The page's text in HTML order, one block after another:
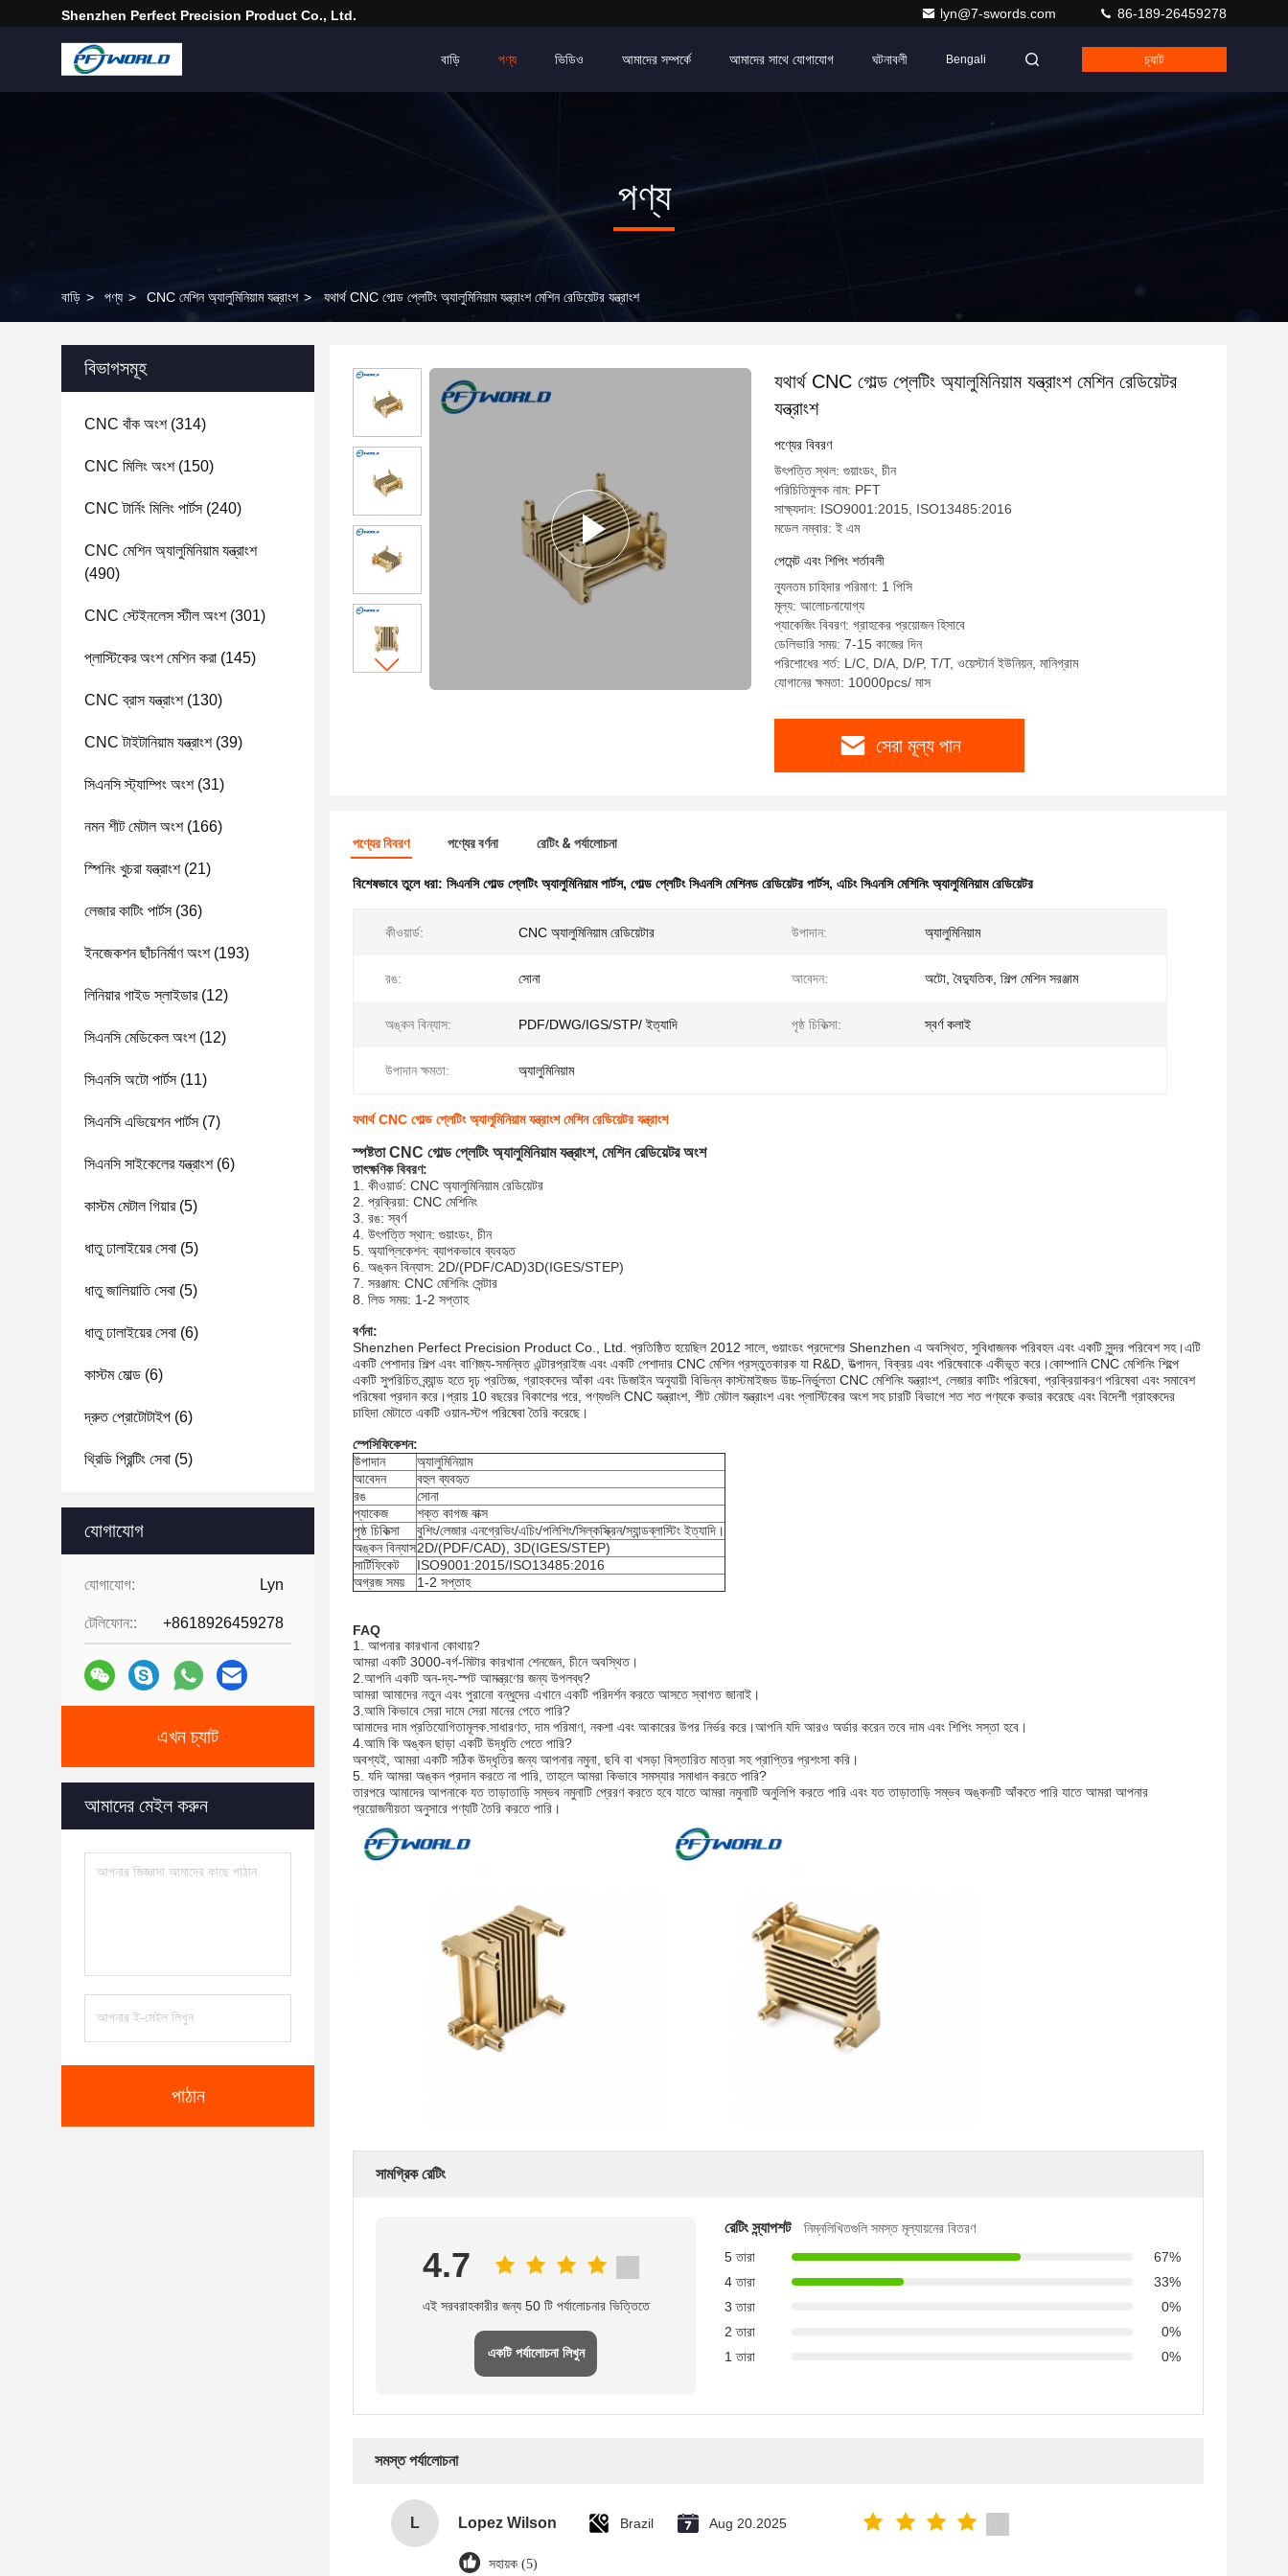
Shenzhen Perfect Precision Product Co., Ltd. lyn@7-swords.com 86-189-26459278
বাড়ি পণ্য ভিডিও আমাদের সম্পর্কে আমাদের সাথে যোগাযোগ ঘটনাবলী Bengali চ্যাট
পণ্য
বাড়ি > পণ্য > CNC মেশিন অ্যালুমিনিয়াম যন্ত্রাংশ > যথার্থ CNC গোল্ড প্লেটিং অ্যালুমিনিয়াম যন্ত্রাংশ মেশিন রেডিয়েটর যন্ত্রাংশ
বিভাগসমূহ
CNC বাঁক অংশ(314)
CNC মিলিং অংশ(150)
CNC টার্নিং মিলিং পার্টস(240)
CNC মেশিন অ্যালুমিনিয়াম যন্ত্রাংশ
(490)
CNC স্টেইনলেস স্টীল অংশ(301)
প্লাস্টিকের অংশ মেশিন করা (145)
CNC ব্রাস যন্ত্রাংশ(130)
CNC টাইটানিয়াম যন্ত্রাংশ(39)
সিএনসি স্ট্যাম্পিং অংশ(31)
নমন শীট মেটাল অংশ(166)
স্পিনিং খুচরা যন্ত্রাংশ(21)
লেজার কাটিং পার্টস(36)
ইনজেকশন ছাঁচনির্মাণ অংশ(193)
লিনিয়ার গাইড স্লাইডার(12)
সিএনসি মেডিকেল অংশ(12)
সিএনসি অটো পার্টস(11)
সিএনসি এভিয়েশন পার্টস(7)
সিএনসি সাইকেলের যন্ত্রাংশ(6)
কাস্টম মেটাল গিয়ার(5)
ধাতু ঢালাইয়ের সেবা (5)
ধাতু জালিয়াতি সেবা (5)
ধাতু ঢালাইয়ের সেবা (6)
কাস্টম মোল্ড (6)
দ্রুত প্রোটোটাইপ (6)
থ্রিডি প্রিন্টিং সেবা (5)
যোগাযোগ
যোগাযোগ: Lyn
টেলিফোন:: +8618926459278
এখন চ্যাট
আমাদের মেইল করুন
পাঠান
যথার্থ CNC গোল্ড প্লেটিং অ্যালুমিনিয়াম যন্ত্রাংশ মেশিন রেডিয়েটর
যন্ত্রাংশ
পণ্যের বিবরণ
উৎপত্তি স্থল: গুয়াংডং, চীন
পরিচিতিমুলক নাম: PFT
সাক্ষ্যদান: ISO9001:2015, ISO13485:2016
মডেল নম্বার: ই এম
পেমেন্ট এবং শিপিং শর্তাবলী
ন্যূনতম চাহিদার পরিমাণ: 1 পিসি
মূল্য: আলোচনাযোগ্য
প্যাকেজিং বিবরণ: গ্রাহকের প্রয়োজন হিসাবে
ডেলিভারি সময়: 7-15 কাজের দিন
পরিশোধের শর্ত: L/C, D/A, D/P, T/T, ওয়েস্টার্ন ইউনিয়ন, মানিগ্রাম
যোগানের ক্ষমতা: 10000pcs/ মাস
সেরা মূল্য পান
পণ্যের বিবরণ পণ্যের বর্ণনা রেটিং & পর্যালোচনা
বিশেষভাবে তুলে ধরা: সিএনসি গোল্ড প্লেটিং অ্যালুমিনিয়াম পার্টস, গোল্ড প্লেটিং সিএনসি মেশিনড রেডিয়েটর পার্টস, এচিং সিএনসি মেশিনিং অ্যালুমিনিয়াম রেডিয়েটর
কীওয়ার্ড: CNC অ্যালুমিনিয়াম রেডিয়েটার উপাদান: অ্যালুমিনিয়াম
রঙ: সোনা আবেদন: অটো, বৈদ্যুতিক, শিল্প মেশিন সরঞ্জাম
অঙ্কন বিন্যাস: PDF/DWG/IGS/STP/ ইত্যাদি পৃষ্ঠ চিকিত্সা: স্বর্ণ কলাই
উপাদান ক্ষমতা: অ্যালুমিনিয়াম
যথার্থ CNC গোল্ড প্লেটিং অ্যালুমিনিয়াম যন্ত্রাংশ মেশিন রেডিয়েটর যন্ত্রাংশ
স্পষ্টতা CNC গোল্ড প্লেটিং অ্যালুমিনিয়াম যন্ত্রাংশ, মেশিন রেডিয়েটর অংশ
তাৎক্ষণিক বিবরণ:
1. কীওয়ার্ড: CNC অ্যালুমিনিয়াম রেডিয়েটর
2. প্রক্রিয়া: CNC মেশিনিং
3. রঙ: স্বর্ণ
4. উৎপত্তি স্থান: গুয়াংডং, চীন
5. অ্যাপ্লিকেশন: ব্যাপকভাবে ব্যবহৃত
6. অঙ্কন বিন্যাস: 2D/(PDF/CAD)3D(IGES/STEP)
7. সরঞ্জাম: CNC মেশিনিং সেন্টার
8. লিড সময়: 1-2 সপ্তাহ
বর্ণনা:
Shenzhen Perfect Precision Product Co., Ltd. প্রতিষ্ঠিত হয়েছিল 2012 সালে, গুয়াংডং প্রদেশের Shenzhen এ অবস্থিত, সুবিধাজনক পরিবহন এবং একটি সুন্দর পরিবেশ সহ।এটি
একটি পেশাদার শিল্প এবং বাণিজ্য-সমন্বিত এন্টারপ্রাইজ এবং একটি পেশাদার CNC মেশিন প্রস্তুতকারক যা R&D, উত্পাদন, বিক্রয় এবং পরিষেবাকে একীভূত করে।কোম্পানি CNC মেশিনিং শিল্পে
একটি সুপরিচিত ব্র্যান্ড হতে দৃঢ় প্রতিজ্ঞ, গ্রাহকদের আঁকা এবং ডিজাইন অনুযায়ী বিভিন্ন কাস্টমাইজড উচ্চ-নির্ভুলতা CNC মেশিনিং যন্ত্রাংশ, লেজার কাটিং পরিষেবা, প্রক্রিয়াকরণ পরিষেবা এবং সমাবেশ
পরিষেবা প্রদান করে।প্রায় 10 বছরের বিকাশের পরে, পণ্যগুলি CNC যন্ত্রাংশ, শীট মেটাল যন্ত্রাংশ এবং প্লাস্টিকের অংশ সহ চারটি বিভাগে শত শত পণ্যকে কভার করেছে এবং বিদেশী গ্রাহকদের
চাহিদা মেটাতে একটি ওয়ান-স্টপ পরিষেবা তৈরি করেছে।
স্পেসিফিকেশন:
উপাদান
অ্যালুমিনিয়াম
আবেদন
বহুল ব্যবহৃত
রঙ
সোনা
প্যাকেজ
শক্ত কাগজ বাক্স
পৃষ্ঠ চিকিত্সা
বুশিং/লেজার এনগ্রেভিং/এচিং/পলিশিং/সিল্কস্ক্রিন/স্যান্ডব্লাস্টিং ইত্যাদি।
অঙ্কন বিন্যাস2D/(PDF/CAD), 3D(IGES/STEP)
সার্টিফিকেট
ISO9001:2015/ISO13485:2016
অগ্রজ সময়
1-2 সপ্তাহ
FAQ
1. আপনার কারখানা কোথায়?
আমরা একটি 3000-বর্গ-মিটার কারখানা শেনজেন, চীনে অবস্থিত।
2. আপনি একটি অন-দ্য-স্পট আমন্ত্রণের জন্য উপলব্ধ?
আমরা আমাদের নতুন এবং পুরানো বন্ধুদের এখানে একটি পরিদর্শন করতে আসতে স্বাগত জানাই।
3. আমি কিভাবে সেরা দামে সেরা মানের পেতে পারি?
আমাদের দাম প্রতিযোগিতামূলক.সাধারণত, দাম পরিমাণ, নকশা এবং আকারের উপর নির্ভর করে।আপনি যদি আরও অর্ডার করেন তবে দাম এবং শিপিং সস্তা হবে।
4. আমি কি অঙ্কন ছাড়া একটি উদ্ধৃতি পেতে পারি?
অবশ্যই, আমরা একটি সঠিক উদ্ধৃতির জন্য আপনার নমুনা, ছবি বা খসড়া বিস্তারিত মাত্রা সহ প্রাপ্তির প্রশংসা করি।
5. যদি আমরা অঙ্কন প্রদান করতে না পারি, তাহলে আমরা কিভাবে সমস্যার সমাধান করতে পারি?
তারপরে আমাদের আপনাকে যত তাড়াতাড়ি সম্ভব নমুনাটি প্রেরণ করতে হবে যাতে আমরা নমুনাটি অনুলিপি করতে পারি এবং যত তাড়াতাড়ি সম্ভব অঙ্কনটি আঁকতে পারি যাতে আমরা আপনার
প্রয়োজনীয়তা অনুসারে পণ্যটি তৈরি করতে পারি।
সামগ্রিক রেটিং
4.7
এই সরবরাহকারীর জন্য 50 টি পর্যালোচনার ভিত্তিতে
একটি পর্যালোচনা লিখুন
রেটিং স্ন্যাপশট
নিম্নলিখিতগুলি সমস্ত মূল্যায়নের বিতরণ
5 তারা
67%
4 তারা
33%
3 তারা
0%
2 তারা
0%
1 তারা
0%
সমস্ত পর্যালোচনা
L Lopez Wilson Brazil Aug 20.2025
সহায়ক (5)